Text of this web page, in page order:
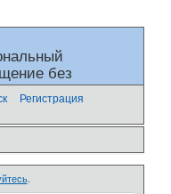
без
Регистрация
.